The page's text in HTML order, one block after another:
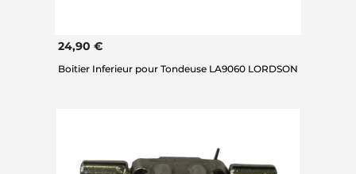
24,90 €
Boitier Inferieur pour Tondeuse LA9060 LORDSON